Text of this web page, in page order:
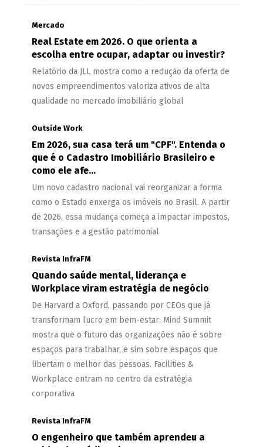
Mercado
Real Estate em 2026. O que orienta a
escolha entre ocupar, adaptar ou investir?
Relatório da JLL mostra como a redução da oferta de
novos empreendimentos valoriza ativos de alta
qualidade no mercado imobiliário global
Outside Work
Em 2026, sua casa terá um "CPF". Entenda o
que é o Cadastro Imobiliário Brasileiro e
como ele afe...
Um novo cadastro nacional vai reorganizar a forma
como o Estado enxerga os imóveis no Brasil. A partir
de 2026, essa mudança começa a impactar impostos,
transações e a gestão patrimonial
Revista InfraFM
Quando saúde mental, liderança e
Workplace viram estratégia de negócio
De Harvard a Oxford, passando por CEOs que já
transformam lucro em bem-estar: Mind Summit
mostra que o futuro das organizações não é sobre
espaços para trabalhar, e sim sobre espaços que
libertam o melhor das pessoas. Facilities &
Workplace entram no centro da estratégia
corporativa
Revista InfraFM
O engenheiro que também aprendeu a